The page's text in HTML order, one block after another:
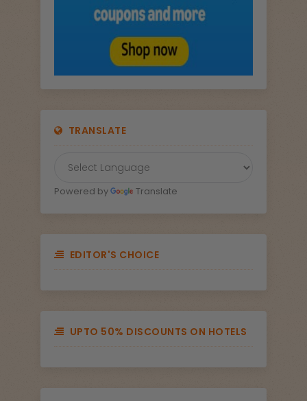
TRANSLATE
Powered by Translate
EDITOR'S CHOICE
UPTO 50% DISCOUNTS ON HOTELS